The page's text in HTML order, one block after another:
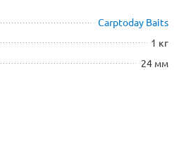
Carptoday Baits
1 кг
24 мм